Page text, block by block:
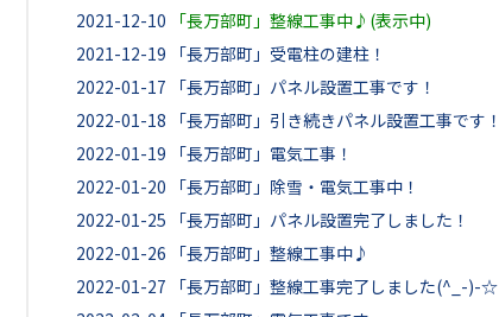
2021-12-10
「長万部町」整線工事中♪(表示中)
2021-12-19
「長万部町」受電柱の建柱！
2022-01-17
「長万部町」パネル設置工事です！
2022-01-18
「長万部町」引き続きパネル設置工事です！
2022-01-19
「長万部町」電気工事！
2022-01-20
「長万部町」除雪・電気工事中！
2022-01-25
「長万部町」パネル設置完了しました！
2022-01-26
「長万部町」整線工事中♪
2022-01-27
「長万部町」整線工事完了しました(^_-)-☆